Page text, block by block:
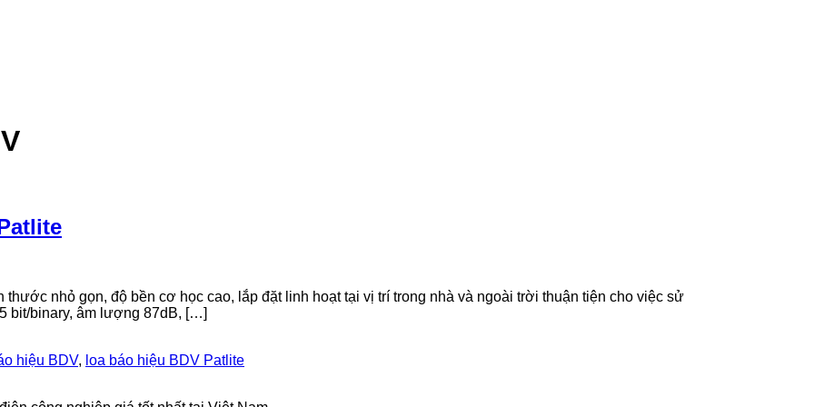
nhỏ gọn, độ bền cơ học cao, lắp đặt linh hoạt tại vị trí trong nhà và ngoài trời thuận tiện cho việc sử
bit/binary, âm lượng 87dB, […]
hiệu BDV, loa báo hiệu BDV Patlite